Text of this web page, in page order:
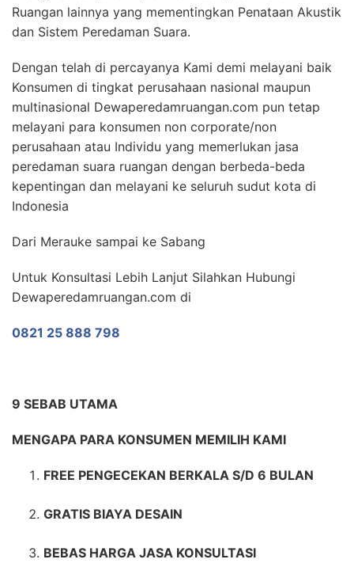
Ruangan lainnya yang mementingkan Penataan Akustik
dan Sistem Peredaman Suara.
Dengan telah di percayanya Kami demi melayani baik
Konsumen di tingkat perusahaan nasional maupun
multinasional Dewaperedamruangan.com pun tetap
melayani para konsumen non corporate/non
perusahaan atau Individu yang memerlukan jasa
peredaman suara ruangan dengan berbeda-beda
kepentingan dan melayani ke seluruh sudut kota di
Indonesia
Dari Merauke sampai ke Sabang
Untuk Konsultasi Lebih Lanjut Silahkan Hubungi
Dewaperedamruangan.com di
0821 25 888 798
9 SEBAB UTAMA
MENGAPA PARA KONSUMEN MEMILIH KAMI
FREE PENGECEKAN BERKALA S/D 6 BULAN
GRATIS BIAYA DESAIN
BEBAS HARGA JASA KONSULTASI